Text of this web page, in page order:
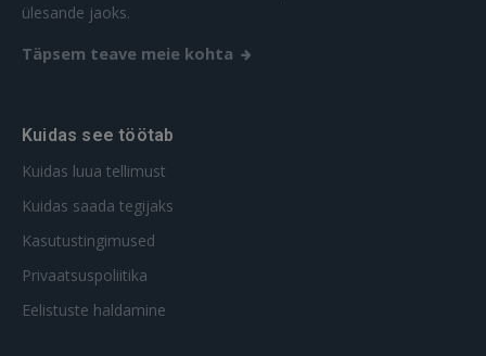
 Sign in with Apple
ülesande jaoks.
Täpsem teave meie kohta
Kuidas see töötab
Kuidas luua tellimust
Kuidas saada tegijaks
Kasutustingimused
Privaatsuspoliitika
Eelistuste haldamine